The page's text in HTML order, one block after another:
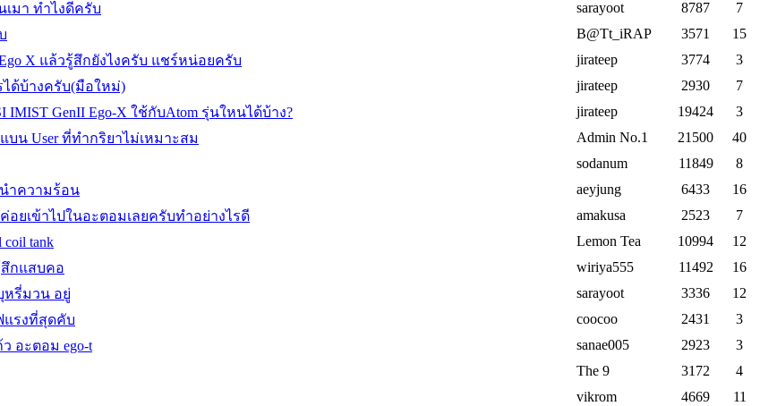
เมา ทำไงดีครับ sarayoot 8787
7
B@Tt_iRAP 3571
15
X แล้วรู้สึกยังไงครับ แชร์หน่อยครับ jirateep 3774
3
ได้บ้างครับ(มือใหม่) jirateep 2930
7
IMIST GenII Ego-X ใช้กับAtom รุ่นใหนได้บ้าง? jirateep 19424
3
บน User ที่ทำกริยาไม่เหมาะสม Admin No.1 21500
40
sodanum 11849
8
ำความร้อน aeyjung 6433
16
อยเข้าไปในอะตอมเลยครับทำอย่างไรดี amakusa 2523
7
tank Lemon Tea 10994
12
สึกแสบคอ wiriya555 11492
16
หรี่มวน อยู่ sarayoot 3336
12
แรงที่สุดคับ coocoo 2431
3
อะตอม ego-t sanae005 2923
3
The 9 3172
4
vikrom 4669
11